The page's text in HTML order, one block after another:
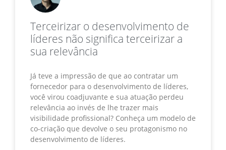
Terceirizar o desenvolvimento de
líderes não significa terceirizar a
sua relevância
Já teve a impressão de que ao contratar um
fornecedor para o desenvolvimento de líderes,
você virou coadjuvante e sua atuação perdeu
relevância ao invés de lhe trazer mais
visibilidade profissional? Conheça um modelo de
co-criação que devolve o seu protagonismo no
desenvolvimento de líderes.